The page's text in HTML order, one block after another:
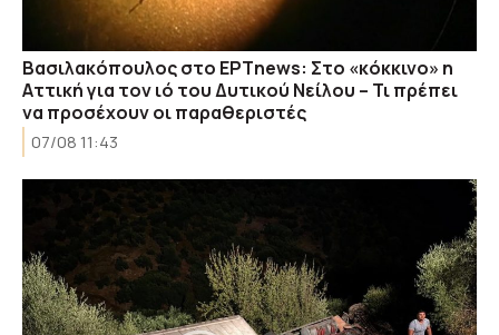
Βασιλακόπουλος στο ΕΡΤnews: Στο «κόκκινο» η
Αττική για τον ιό του Δυτικού Νείλου – Τι πρέπει
να προσέχουν οι παραθεριστές
07/08 11:43